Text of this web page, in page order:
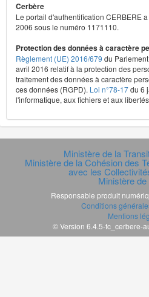
Cerbère
Le portail d'authentification CERBERE
2006 sous le numéro 1171110.
Protection des données à caractère
Règlement (UE) 2016/679 du
avril 2016 relatif à la protection des
traitement des données à caractère
ces données (RGPD). Loi n°78-17du 6
l'informatique, aux fichiers et aux
Ministère de la
Ministère de la Cohésion des
avec les
Ministère
Responsable produit
Conditions
Mentions
© Version 6.4.5-tc_cerbere-